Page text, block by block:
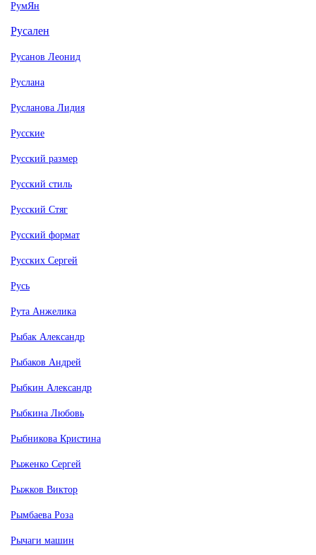
РумЯн
Русален
Русанов Леонид
Руслана
Русланова Лидия
Русские
Русский размер
Русский стиль
Русский Стяг
Русский формат
Русских Сергей
Русь
Рута Анжелика
Рыбак Александр
Рыбаков Андрей
Рыбкин Александр
Рыбкина Любовь
Рыбникова Кристина
Рыженко Сергей
Рыжков Виктор
Рымбаева Роза
Рычаги машин